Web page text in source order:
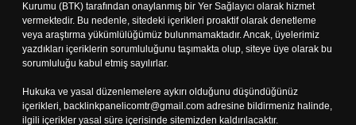
Kurumu (BTK) tarafından onaylanmış bir Yer Sağlayıcı olarak hizmet
vermektedir. Bu nedenle, sitedeki içerikleri proaktif olarak denetleme
veya araştırma yükümlülüğümüz bulunmamaktadır. Ancak, üyelerimiz
yazdıkları içeriklerin sorumluluğunu taşımakta olup, siteye üye olarak bu
sorumluluğu kabul etmiş sayılırlar.
Hukuka ve yasal düzenlemelere aykırı olduğunu düşündüğünüz
içerikleri, backlinkpanelicomtr@gmail.com adresine bildirmeniz halinde,
ilgili içerikler yasal süre içerisinde sitemizden kaldırılacaktır.